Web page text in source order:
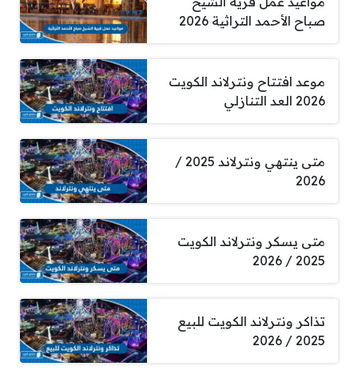
صباح الأحمد التراثية 2026
موعد افتتاح ونترلاند الكويت
2026 العد التنازلي
متى ينتهي ونترلاند 2025 /
2026
متى يسكر ونترلاند الكويت
2025 / 2026
تذاكر ونترلاند الكويت للبيع
2025 / 2026